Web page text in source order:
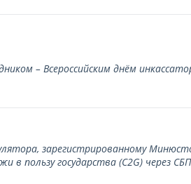
– Всероссийским днём
зарегистрированному
пользу государства (С2G) через